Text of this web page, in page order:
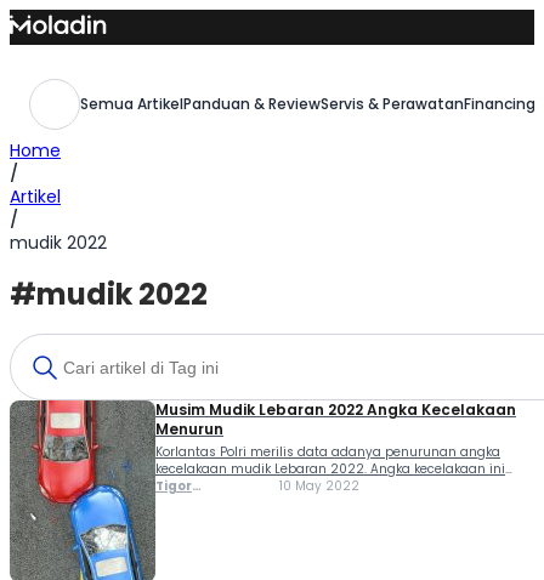
Skip
to
Semua ArtikelPanduan & ReviewServis & Perawatan
Home
/
Artikel
/
mudik 2022
#mudik 2022
Musim Mudik Lebaran 2022 Angka Kecelakaan
Menurun
Korlantas Polri merilis data adanya penurunan angka
kecelakaan mudik Lebaran 2022. Angka kecelakaan ini
dihimpun dalam Operasi Ketupat yang dilakukan sejak 28
Tigor
10 May 2022